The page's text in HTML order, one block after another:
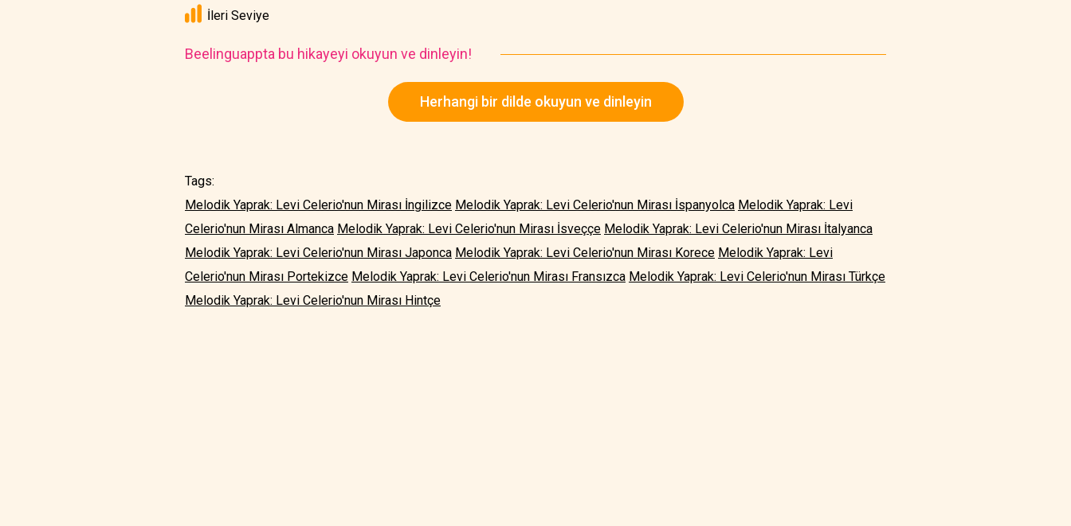
İleri Seviye
Beelinguappta bu hikayeyi okuyun ve dinleyin!
Herhangi bir dilde okuyun ve dinleyin
Tags:
Melodik Yaprak: Levi Celerio'nun Mirası İngilizce Melodik Yaprak: Levi Celerio'nun Mirası İspanyolca Melodik Yaprak: Levi
Celerio'nun Mirası Almanca Melodik Yaprak: Levi Celerio'nun Mirası İsveççe Melodik Yaprak: Levi Celerio'nun Mirası İtalyanca
Melodik Yaprak: Levi Celerio'nun Mirası Japonca Melodik Yaprak: Levi Celerio'nun Mirası Korece Melodik Yaprak: Levi
Celerio'nun Mirası Portekizce Melodik Yaprak: Levi Celerio'nun Mirası Fransızca Melodik Yaprak: Levi Celerio'nun Mirası Türkçe
Melodik Yaprak: Levi Celerio'nun Mirası Hintçe